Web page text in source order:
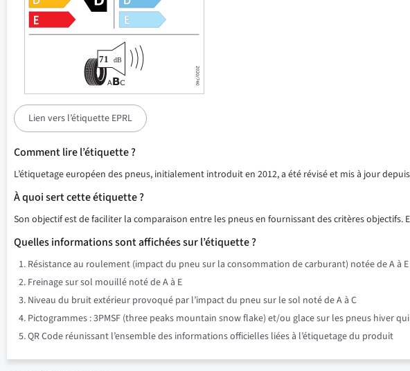
Lien vers l’étiquette EPRL
Comment lire l’étiquette ?
L’étiquetage européen des pneus, initialement introduit en 2012, a été révisé et mis à jour
À quoi sert cette étiquette ?
Son objectif est de faciliter la comparaison entre les pneus en fournissant des critères
Quelles informations sont affichées sur l’étiquette ?
Résistance au roulement (impact du pneu sur la consommation de carburant) notée de A à E
Freinage sur sol mouillé noté de A à E
Niveau du bruit extérieur provoqué par l’impact du pneu sur le sol noté de A à C
Pictogrammes : 3PMSF (three peaks mountain snow flake) et/ou glace sur les pneus hiver
QR Code réunissant l’ensemble des informations officielles liées à l’étiquetage du produit